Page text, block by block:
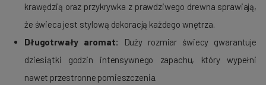
krawędzią oraz przykrywka z prawdziwego drewna sprawiają,
że świeca jest stylową dekoracją każdego wnętrza.
Długotrwały aromat: Duży rozmiar świecy gwarantuje
dziesiątki godzin intensywnego zapachu, który wypełni
nawet przestronne pomieszczenia.